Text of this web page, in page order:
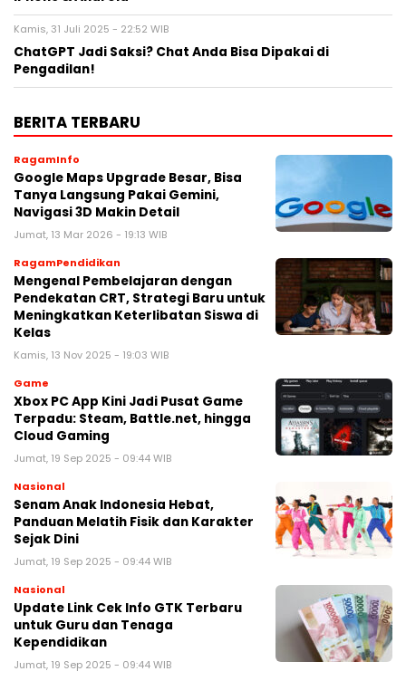
Kamis, 31 Juli 2025 - 22:52 WIB
ChatGPT Jadi Saksi? Chat Anda Bisa Dipakai di
Pengadilan!
BERITA TERBARU
RagamInfo
Google Maps Upgrade Besar, Bisa
Tanya Langsung Pakai Gemini,
Navigasi 3D Makin Detail
Jumat, 13 Mar 2026 - 19:13 WIB
RagamPendidikan
Mengenal Pembelajaran dengan
Pendekatan CRT, Strategi Baru untuk
Meningkatkan Keterlibatan Siswa di
Kelas
Kamis, 13 Nov 2025 - 19:03 WIB
Game
Xbox PC App Kini Jadi Pusat Game
Terpadu: Steam, Battle.net, hingga
Cloud Gaming
Jumat, 19 Sep 2025 - 09:44 WIB
Nasional
Senam Anak Indonesia Hebat,
Panduan Melatih Fisik dan Karakter
Sejak Dini
Jumat, 19 Sep 2025 - 09:44 WIB
Nasional
Update Link Cek Info GTK Terbaru
untuk Guru dan Tenaga
Kependidikan
Jumat, 19 Sep 2025 - 09:44 WIB